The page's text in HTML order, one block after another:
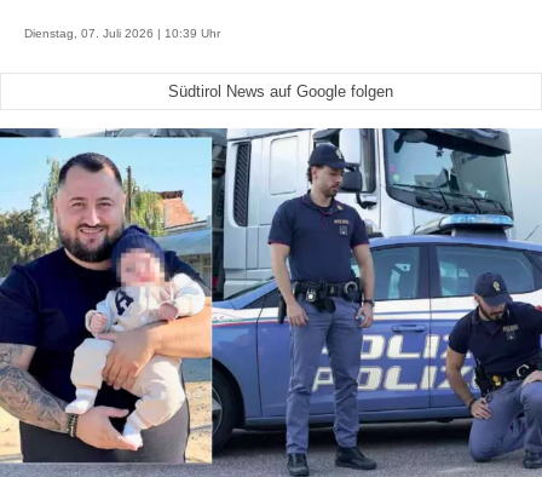
Dienstag, 07. Juli 2026 | 10:39 Uhr
Südtirol News auf Google folgen